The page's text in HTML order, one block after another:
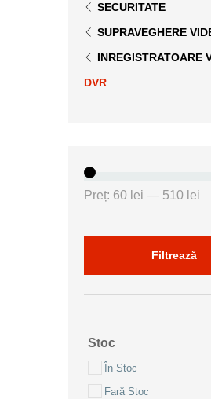
SECURITATE
SUPRAVEGHERE
INREGISTRATOARE
DVR
Filtrează
Preț: 60 lei — 510 lei
Stoc
În Stoc
Fară Stoc